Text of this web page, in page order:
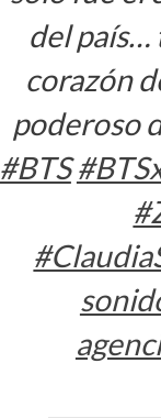
del país…
corazón
poderoso
#BTS